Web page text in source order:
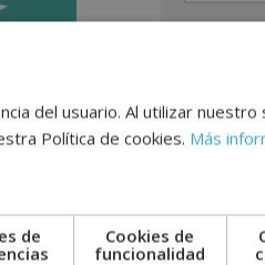
Email *
del usuario. Al utilizar nuestro
Política de cookies. Más
de
Cookies de
funcionalidad